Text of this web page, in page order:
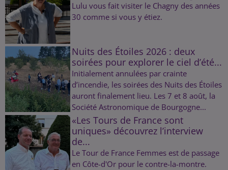
Lulu vous fait visiter le Chagny des années
30 comme si vous y étiez.
Nuits des Étoiles 2026 : deux
soirées pour explorer le ciel d’été...
Initialement annulées par crainte
d’incendie, les soirées des Nuits des Étoiles
auront finalement lieu. Les 7 et 8 août, la
Société Astronomique de Bourgogne...
«Les Tours de France sont
uniques» découvrez l’interview
de...
Le Tour de France Femmes est de passage
en Côte-d'Or pour le contre-la-montre.